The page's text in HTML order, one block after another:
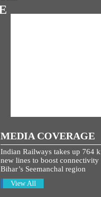
MEDIA COVERAGE
Indian Railways takes up 764
new lines to boost connectivity
Bihar’s Seemanchal region
View All